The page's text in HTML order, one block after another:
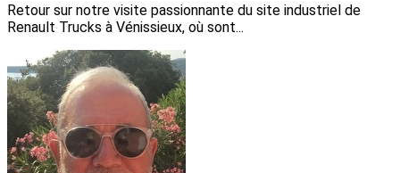
Retour sur notre visite passionnante du site industriel de
Renault Trucks à Vénissieux, où sont...